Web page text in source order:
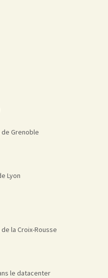
de Grenoble
Lyon
la Croix-Rousse
le datacenter